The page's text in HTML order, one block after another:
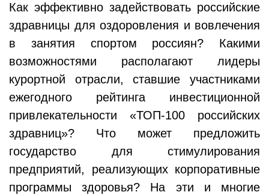
Как эффективно задействовать российские
здравницы для оздоровления и вовлечения
в занятия спортом россиян? Какими
возможностями располагают лидеры
курортной отрасли, ставшие участниками
ежегодного рейтинга инвестиционной
привлекательности «ТОП-100 российских
здравниц»? Что может предложить
государство для стимулирования
предприятий, реализующих корпоративные
программы здоровья? На эти и многие